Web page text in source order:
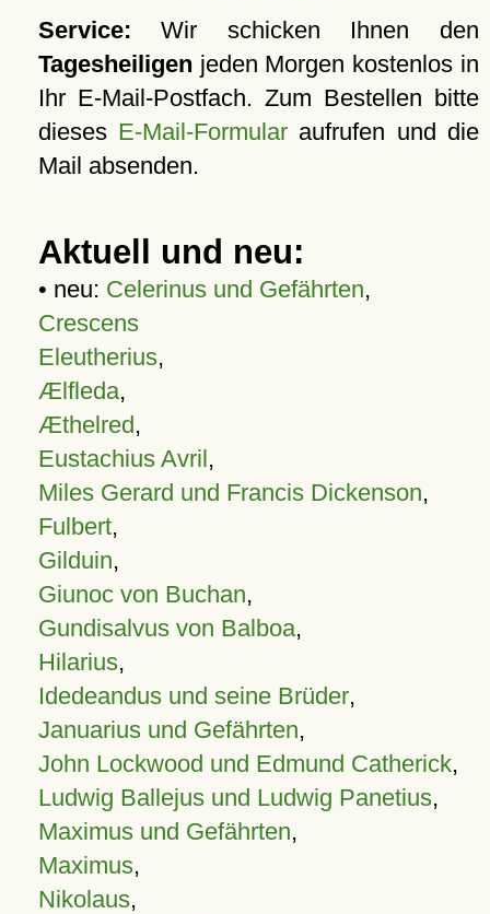
Service: Wir schicken Ihnen den
Tagesheiligen jeden Morgen kostenlos in
Ihr E-Mail-Postfach. Zum Bestellen bitte
dieses E-Mail-Formular aufrufen und die
Mail absenden.
Aktuell und neu:
• neu: Celerinus und Gefährten,
Crescens
Eleutherius,
Ælfleda,
Æthelred,
Eustachius Avril,
Miles Gerard und Francis Dickenson,
Fulbert,
Gilduin,
Giunoc von Buchan,
Gundisalvus von Balboa,
Hilarius,
Idedeandus und seine Brüder,
Januarius und Gefährten,
John Lockwood und Edmund Catherick,
Ludwig Ballejus und Ludwig Panetius,
Maximus und Gefährten,
Maximus,
Nikolaus,